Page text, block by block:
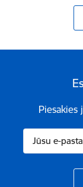
Piesakies